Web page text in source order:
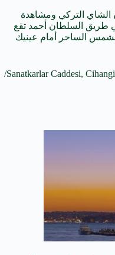
التركي ومشاهدة
طريق السلطان أحمد تقع
الساحر أمام عينيك
العنوان: Sanatkarlar Caddesi, Cihangir، Kılıçali Paşa, 34433 Beyoğlu/